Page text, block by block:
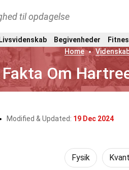
til opdagelse
Begivenheder
Home
Om
Modified & Updated: 19 Dec 2024
Fysik